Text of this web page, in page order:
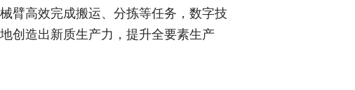
臂高效完成搬运、分拣等任务，数字技
创造出新质生产力，提升全要素生产